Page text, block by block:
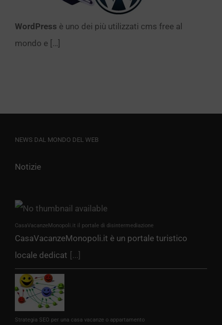
WordPress è uno dei più utilizzati cms free al
mondo e […]
NEWS DAL MONDO DEL WEB
Notizie
CasaVacanzeMonopoli.it il portale di disintermediazione
CasaVacanzeMonopoli.it è un portale turistico
locale dedicat [...]
Strategia SEO per una casa vacanze o appartamento